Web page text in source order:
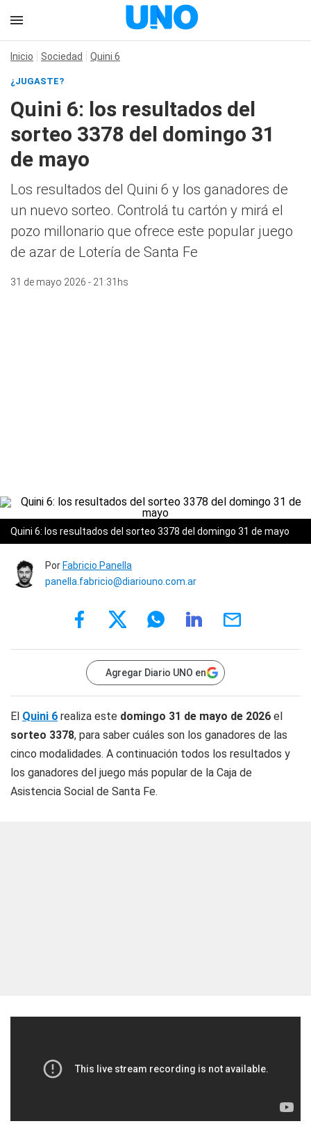
Inicio Sociedad Quini 6
¿JUGASTE?
Quini 6: los resultados del
sorteo 3378 del domingo 31
de mayo
Los resultados del Quini 6 y los ganadores de
un nuevo sorteo. Controlá tu cartón y mirá el
pozo millonario que ofrece este popular juego
de azar de Lotería de Santa Fe
31 de mayo 2026 - 21:31hs
Quini 6: los resultados del sorteo 3378 del domingo 31 de mayo
Por Fabricio Panella
panella.fabricio@diariouno.com.ar
Agregar Diario UNO en
El Quini 6 realiza este domingo 31 de mayo de 2026 el
sorteo 3378, para saber cuáles son los ganadores de las
cinco modalidades. A continuación todos los resultados y
los ganadores del juego más popular de la Caja de
Asistencia Social de Santa Fe.